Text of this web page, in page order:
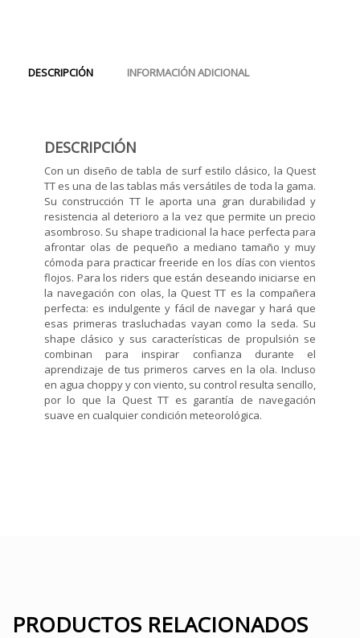
DESCRIPCIÓN INFORMACIÓN ADICIONAL
DESCRIPCIÓN
Con un diseño de tabla de surf estilo clásico, la Quest
TT es una de las tablas más versátiles de toda la gama.
Su construcción TT le aporta una gran durabilidad y
resistencia al deterioro a la vez que permite un precio
asombroso. Su shape tradicional la hace perfecta para
afrontar olas de pequeño a mediano tamaño y muy
cómoda para practicar freeride en los días con vientos
flojos. Para los riders que están deseando iniciarse en
la navegación con olas, la Quest TT es la compañera
perfecta: es indulgente y fácil de navegar y hará que
esas primeras trasluchadas vayan como la seda. Su
shape clásico y sus características de propulsión se
combinan para inspirar confianza durante el
aprendizaje de tus primeros carves en la ola. Incluso
en agua choppy y con viento, su control resulta sencillo,
por lo que la Quest TT es garantía de navegación
suave en cualquier condición meteorológica.
PRODUCTOS RELACIONADOS